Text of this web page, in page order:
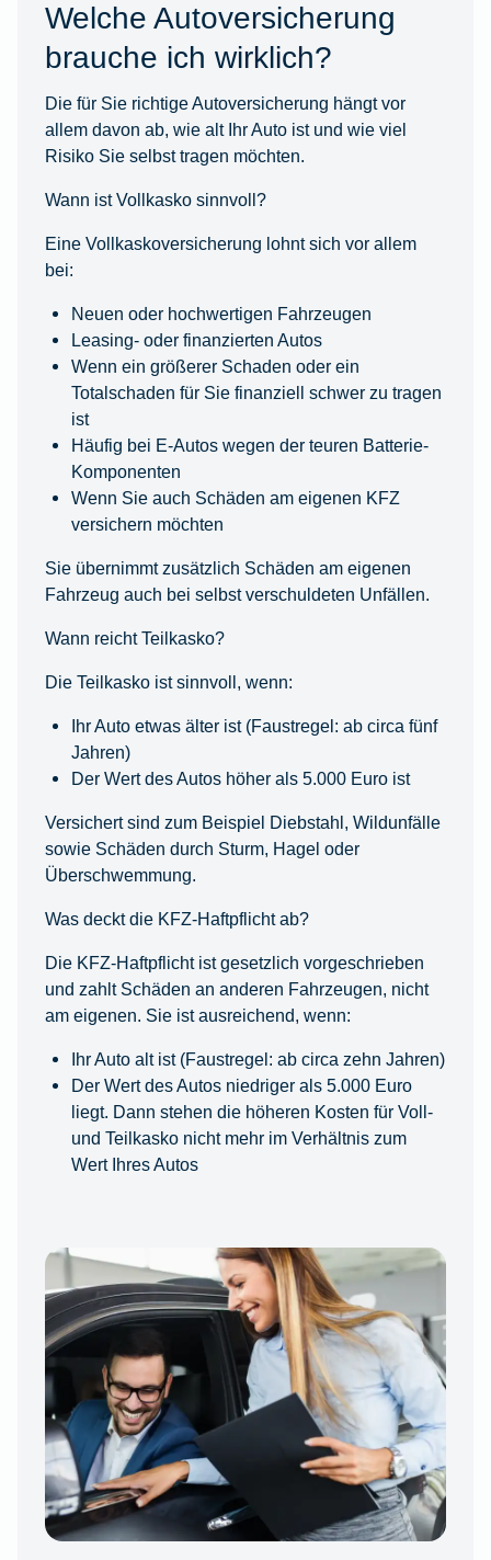
Welche Autoversicherung
brauche ich wirklich?
Die für Sie richtige Autoversicherung hängt vor
allem davon ab, wie alt Ihr Auto ist und wie viel
Risiko Sie selbst tragen möchten.
Wann ist Vollkasko sinnvoll?
Eine Vollkaskoversicherung lohnt sich vor allem
bei:
Neuen oder hochwertigen Fahrzeugen
Leasing- oder finanzierten Autos
Wenn ein größerer Schaden oder ein
Totalschaden für Sie finanziell schwer zu tragen
ist
Häufig bei E-Autos wegen der teuren Batterie-
Komponenten
Wenn Sie auch Schäden am eigenen KFZ
versichern möchten
Sie übernimmt zusätzlich Schäden am eigenen
Fahrzeug auch bei selbst verschuldeten Unfällen.
Wann reicht Teilkasko?
Die Teilkasko ist sinnvoll, wenn:
Ihr Auto etwas älter ist (Faustregel: ab circa fünf
Jahren)
Der Wert des Autos höher als 5.000 Euro ist
Versichert sind zum Beispiel Diebstahl, Wildunfälle
sowie Schäden durch Sturm, Hagel oder
Überschwemmung.
Was deckt die KFZ-Haftpflicht ab?
Die KFZ-Haftpflicht ist gesetzlich vorgeschrieben
und zahlt Schäden an anderen Fahrzeugen, nicht
am eigenen. Sie ist ausreichend, wenn:
Ihr Auto alt ist (Faustregel: ab circa zehn Jahren)
Der Wert des Autos niedriger als 5.000 Euro
liegt. Dann stehen die höheren Kosten für Voll-
und Teilkasko nicht mehr im Verhältnis zum
Wert Ihres Autos